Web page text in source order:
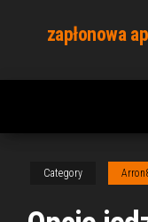
content
zapłonowa
Category